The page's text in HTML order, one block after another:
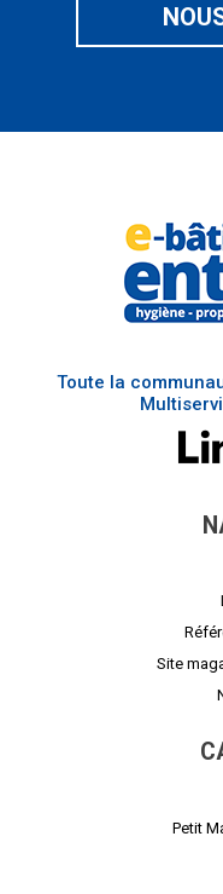
Toute la
Site
Petit